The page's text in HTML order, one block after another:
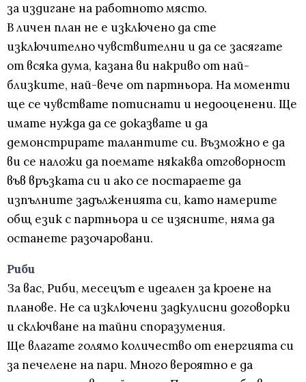
за издигане на работното място.
В личен план не е изключено да сте
изключително чувствителни и да се засягате
от всяка дума, казана ви накриво от най-
близките, най-вече от партньора. На моменти
ще се чувствате потиснати и недооценени. Ще
имате нужда да се доказвате и да
демонстрирате талантите си. Възможно е да
ви се наложи да поемате някаква отговорност
във връзката си и ако се постараете да
изпълните задълженията си, като намерите
общ език с партньора и се изясните, няма да
останете разочаровани.
Риби
За вас, Риби, месецът е идеален за кроене на
планове. Не са изключени задкулисни договорки
и сключване на тайни споразумения.
Ще влагате голямо количество от енергията си
за печелене на пари. Много вероятно е да